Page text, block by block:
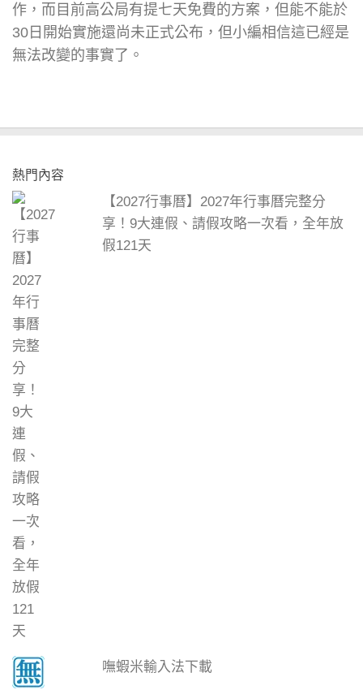
作，而目前高公局有提七天免費的方案，但能不能於
30日開始實施還尚未正式公布，但小編相信這已經是
無法改變的事實了。
熱門內容
【2027行事曆】2027年行事曆完整分
享！9大連假、請假攻略一次看，全年放
假121天
嘸蝦米輸入法下載